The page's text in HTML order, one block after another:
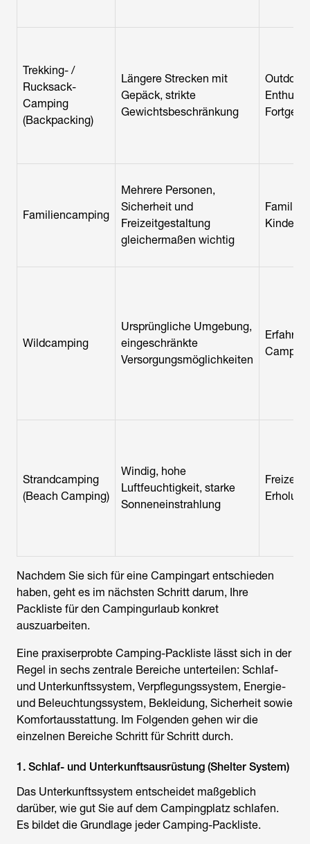
Trekking- /
Rucksack-
Camping
(Backpacking)
Längere Strecken mit
Gepäck, strikte
Gewichtsbeschränkung
Outdoor-
Familiencamping
Mehrere Personen,
Sicherheit und
Freizeitgestaltung
gleichermaßen wichtig
Kindern
Wildcamping
Ursprüngliche Umgebung,
eingeschränkte
Versorgungsmöglichkeiten
Camper
Strandcamping
(Beach Camping)
Windig, hohe
Luftfeuchtigkeit, starke
Sonneneinstrahlung
Freizeit-
Nachdem Sie sich für eine Campingart entschieden
haben, geht es im nächsten Schritt darum, Ihre
Packliste für den Campingurlaub konkret
auszuarbeiten.
Eine praxiserprobte Camping-Packliste lässt sich in der
Regel in sechs zentrale Bereiche unterteilen: Schlaf-
und Unterkunftssystem, Verpflegungssystem, Energie-
und Beleuchtungssystem, Bekleidung, Sicherheit sowie
Komfortausstattung. Im Folgenden gehen wir die
einzelnen Bereiche Schritt für Schritt durch.
1. Schlaf- und Unterkunftsausrüstung (Shelter System)
Das Unterkunftssystem entscheidet maßgeblich
darüber, wie gut Sie auf dem Campingplatz schlafen.
Es bildet die Grundlage jederCamping-Packliste.